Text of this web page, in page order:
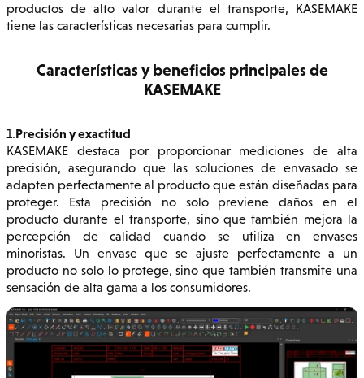
productos de alto valor durante el transporte, KASEMAKE
tiene las características necesarias para cumplir.
Características y beneficios principales de
KASEMAKE
1.Precisión y exactitud
KASEMAKE destaca por proporcionar mediciones de alta
precisión, asegurando que las soluciones de envasado se
adapten perfectamente al producto que están diseñadas para
proteger. Esta precisión no solo previene daños en el
producto durante el transporte, sino que también mejora la
percepción de calidad cuando se utiliza en envases
minoristas. Un envase que se ajuste perfectamente a un
producto no solo lo protege, sino que también transmite una
sensación de alta gama a los consumidores.